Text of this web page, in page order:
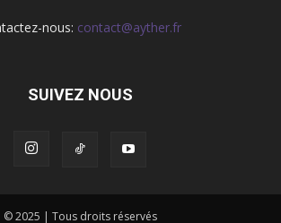
nous: contact@ayther.fr
SUIVEZ NOUS
© 2025 | Tous droits réservés